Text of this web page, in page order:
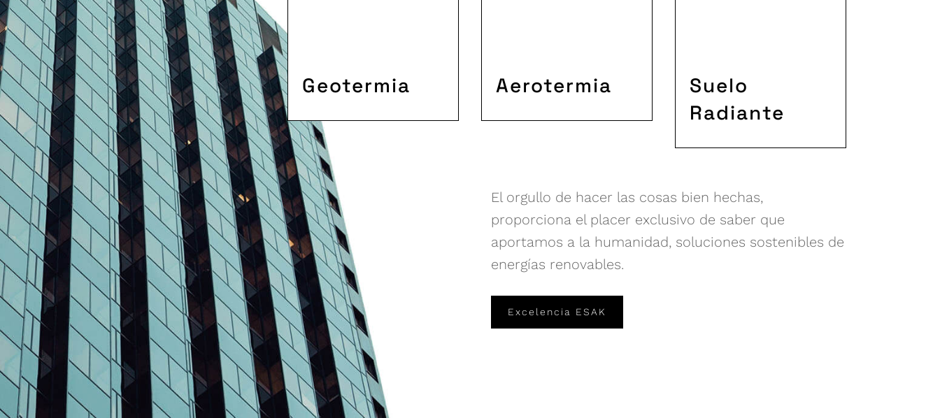
Geotermia Aerotermia
Suelo
Radiante
El orgullo de hacer las cosas bien hechas,
proporciona el placer exclusivo de saber que
aportamos a la humanidad, soluciones sostenibles de
energías renovables.
Excelencia ESAK